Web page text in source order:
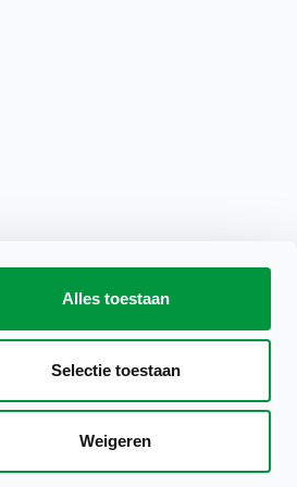
Alles toestaan
Selectie toestaan
Weigeren